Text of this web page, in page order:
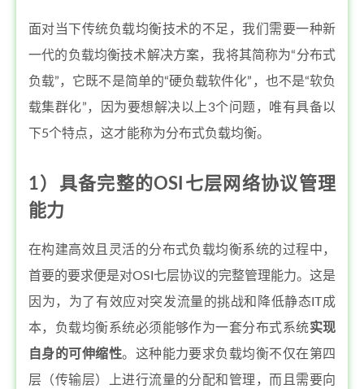
面对当下传统负载均衡技术的不足，我们需要一种新
一代的负载均衡技术解决方案，我将其简称为“分布式
负载”，它既不是简单的“硬负载软件化”，也不是“软负
载集群化”，因为要想解决以上3个问题，唯有具备以
下5个特点，这才能称为分布式负载均衡。
1）具备完整的OSI七层网络协议管理
能力
在构建高效且灵活的分布式负载均衡系统的过程中，
首要的要求便是对OSI七层协议的完整管理能力。这是
因为，为了有效应对突发流量的挑战和降低静态IT成
本，负载均衡系统必须能够作为一套分布式系统实现
自身的可伸缩性。这种能力要求负载均衡不仅在第四
层（传输层）上进行流量的分配和管理，而且需要向